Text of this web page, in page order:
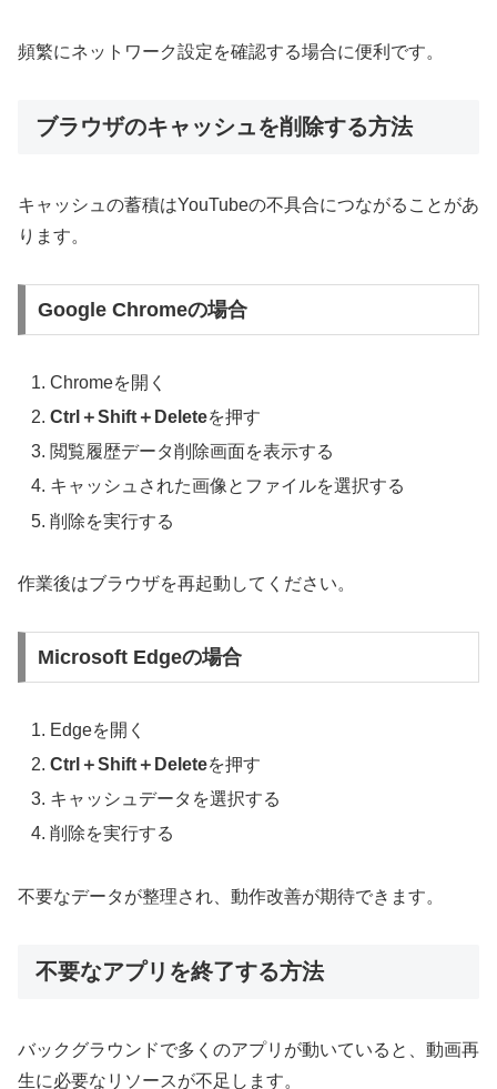
頻繁にネットワーク設定を確認する場合に便利です。
ブラウザのキャッシュを削除する方法
キャッシュの蓄積はYouTubeの不具合につながることがあ
ります。
Google Chromeの場合
Chromeを開く
Ctrl＋Shift＋Deleteを押す
閲覧履歴データ削除画面を表示する
キャッシュされた画像とファイルを選択する
削除を実行する
作業後はブラウザを再起動してください。
Microsoft Edgeの場合
Edgeを開く
Ctrl＋Shift＋Deleteを押す
キャッシュデータを選択する
削除を実行する
不要なデータが整理され、動作改善が期待できます。
不要なアプリを終了する方法
バックグラウンドで多くのアプリが動いていると、動画再
生に必要なリソースが不足します。